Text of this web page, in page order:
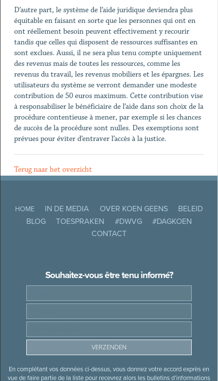
D’autre part, le système de l’aide juridique deviendra plus
équitable en faisant en sorte que les personnes qui ont en
ont réellement besoin peuvent effectivement y recourir
tandis que celles qui disposent de ressources suffisantes en
sont exclues. Aussi, il ne sera plus tenu compte uniquement
des revenus mais de toutes les ressources, comme les
revenus du travail, les revenus mobiliers et les épargnes. Les
utilisateurs du système se verront demander une modeste
contribution de 50 euros maximum. Cette contribution vise
à responsabiliser le bénéficiaire de l’aide dans son choix de la
procédure contentieuse à mener, par exemple si les chances
de succès de la procédure sont nulles. Des exemptions sont
prévues pour éviter d’entraver l’accès à la justice.
Terug naar het overzicht
HOME IN DE MEDIA OVER KOEN GEENS
BELEID
BLOG
TOESPRAKEN #DWVG
#DAGKOEN
CONTACT
Souhaitez-vous être tenu informé?
En complétant vos données ci-dessus, vous donnez votre accord exprès en
vue de faire partie de la liste pour recevrez alors les bulletins d’informations